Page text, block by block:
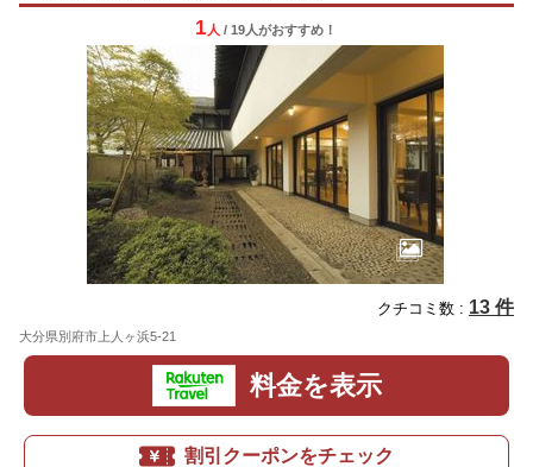
1 人 / 19人がおすすめ！
クチコミ数 : 13 件
大分県別府市上人ヶ浜5-21
料金を表示
割引クーポンをチェック